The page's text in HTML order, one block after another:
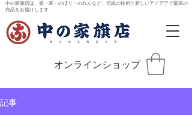
中の家旗店は、旗・幕・のぼり・のれんなど、伝統の技術と新しいアイデアで最高の
商品をお届けします
オンラインショップ
記事